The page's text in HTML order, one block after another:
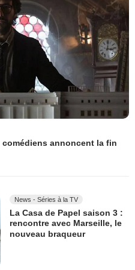
comédiens annoncent la fin
News - Séries à la TV
La Casa de Papel saison 3 :
rencontre avec Marseille, le
nouveau braqueur